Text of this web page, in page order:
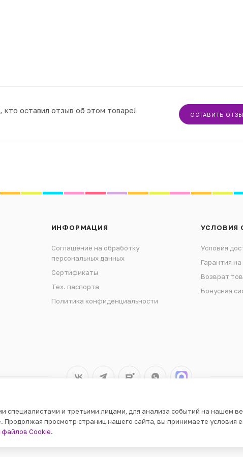
ОСТАВИТЬ
оставил отзыв об этом товаре!
ИНФОРМАЦИЯ
Соглашение на обработку
персональных данных
Сертификаты
Тех. паспорта
Политика конфиденциальности
УСЛОВИЯ
Условия
Гарантия
Возврат
Бонусная
и третьими лицами, для анализа событий на нашем
просмотр страниц нашего сайта, вы принимаете условия
Cookie.